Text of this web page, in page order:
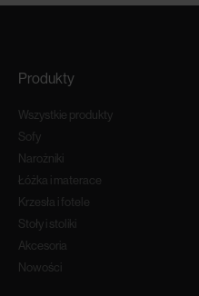
Produkty
Wszystkie produkty
Sofy
Narożniki
Łóżka i materace
Krzesła i fotele
Stoły i stoliki
Akcesoria
Nowości